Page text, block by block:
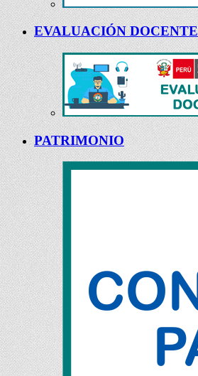
EVALUACIÓN DOCENTE
PATRIMONIO